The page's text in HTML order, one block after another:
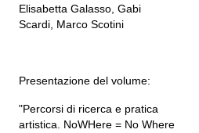
Elisabetta Galasso, Gabi
Scardi, Marco Scotini
Presentazione del volume:
"Percorsi di ricerca e pratica
artistica. NoWHere = No Where